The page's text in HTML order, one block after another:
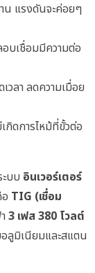
น แรงดันจะค่อยๆ
บเชื่อมมีความต่อ
ลา ลดความเมื่อย
กิดการไหม้ที่ขั้วต่อ
บบ อินเวอร์เตอร์
TIG (เชื่อม
3 เฟส 380 โวลต์
ลูมิเนียมและสแตน